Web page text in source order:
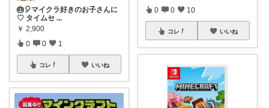
🎂🎈マイクラ好きのお子さんに
♡ タイムセ ...
￥ 2,900
0 0 1
コレ いいね
0 0 10
コレ いいね